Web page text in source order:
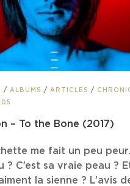
/ ALBUMS / ARTICLES /
– To the Bone (2017)
me fait un peu
? C’est sa vraie peau ?
la sienne ? L’avis